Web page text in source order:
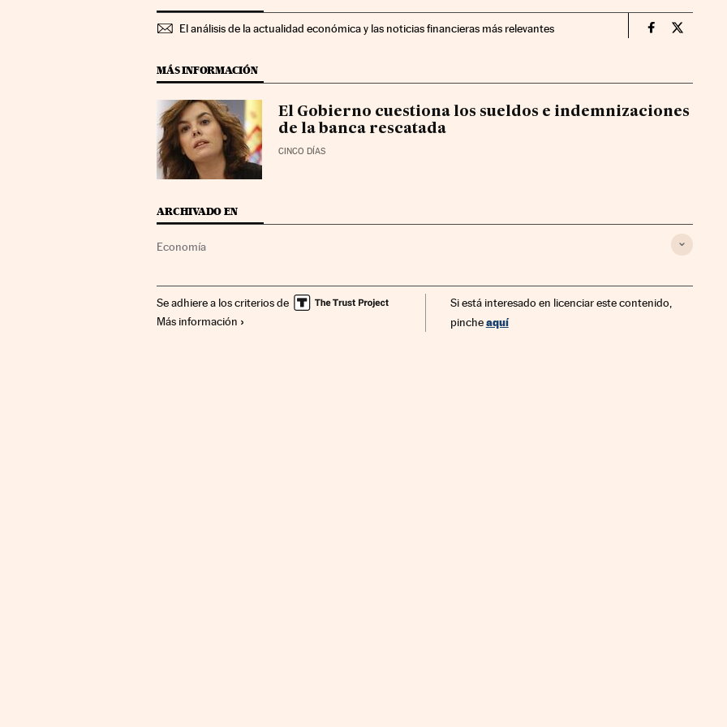
El análisis de la actualidad económica y las noticias financieras más relevantes Economia
MÁS INFORMACIÓN
El Gobierno cuestiona los sueldos e indemnizaciones
de la banca rescatada
CINCO DÍAS
ARCHIVADO EN
Economía
Se adhiere a los criterios de
Más información
Si está interesado en licenciar este contenido,
pincheaquí